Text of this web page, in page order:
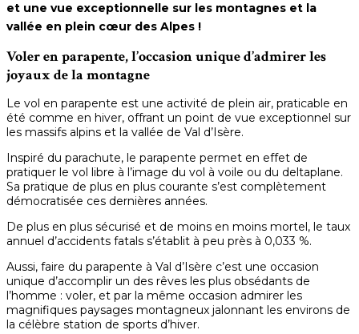
et une vue exceptionnelle sur les montagnes et la
vallée en plein cœur des Alpes !
Voler en parapente, l’occasion unique d’admirer les
joyaux de la montagne
Le vol en parapente est une activité de plein air, praticable en
été comme en hiver, offrant un point de vue exceptionnel sur
les massifs alpins et la vallée de Val d’Isère.
Inspiré du parachute, le parapente permet en effet de
pratiquer le vol libre à l’image du vol à voile ou du deltaplane.
Sa pratique de plus en plus courante s’est complètement
démocratisée ces dernières années.
De plus en plus sécurisé et de moins en moins mortel, le taux
annuel d’accidents fatals s’établit à peu près à 0,033 %.
Aussi, faire du parapente à Val d’Isère c’est une occasion
unique d’accomplir un des rêves les plus obsédants de
l’homme : voler, et par la même occasion admirer les
magnifiques paysages montagneux jalonnant les environs de
la célèbre station de sports d’hiver.